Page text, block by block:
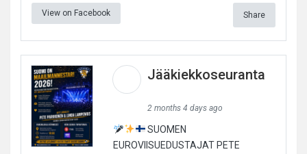
View on Facebook Share
Jääkiekkoseuranta
2 months 4 days ago
SUOMEN
EUROVIISUEDUSTAJAT PETE